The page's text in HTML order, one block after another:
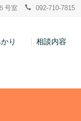
号室 092-710-7815
り 相談内容